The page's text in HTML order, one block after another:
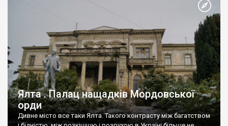
Ялта . Палац нащадків Мордовської
орди
Дивне місто все таки Ялта. Такого контрасту між багатством